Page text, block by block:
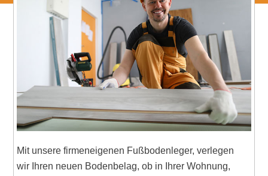
Mit unsere firmeneigenen Fußbodenleger, verlegen
wir Ihren neuen Bodenbelag, ob in Ihrer Wohnung,